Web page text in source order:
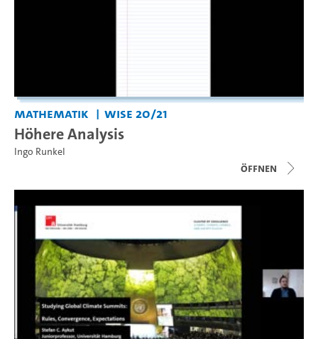
Mathematik WiSe 20/21
Höhere Analysis
Ingo Runkel
Öffnen